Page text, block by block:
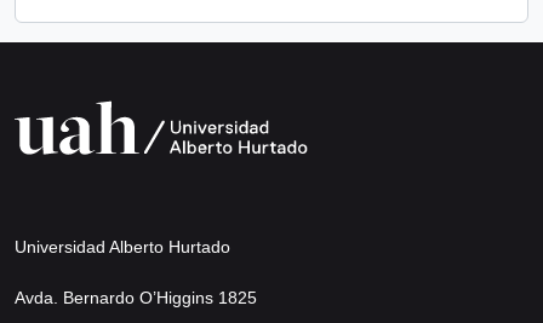
Universidad Alberto Hurtado
Avda. Bernardo O’Higgins 1825